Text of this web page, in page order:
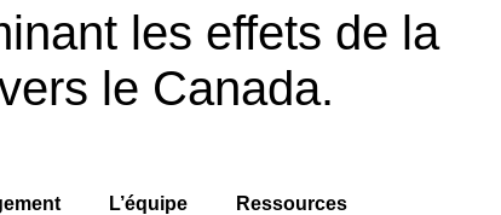
les effets de la
le Canada.
L’équipe Ressources